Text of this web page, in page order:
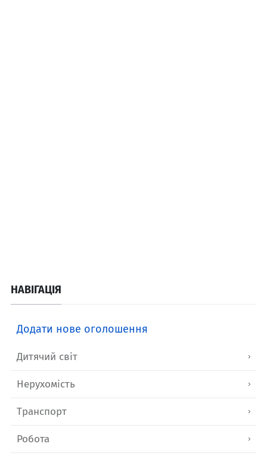
НАВІГАЦІЯ
Додати нове оголошення
Дитячий світ
Нерухомість
Транспорт
Робота